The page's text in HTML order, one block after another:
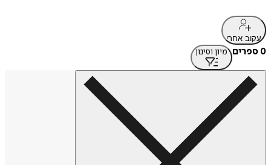
עקוב אחרי
0 ספרים מיון וסינון